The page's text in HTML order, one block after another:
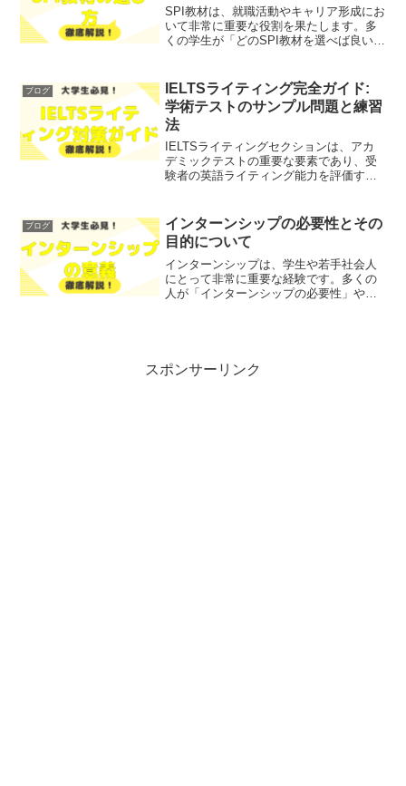
SPI教材は、就職活動やキャリア形成にお
いて非常に重要な役割を果たします。多
くの学生が「どのSPI教材を選べば良いの
回は、SPI教材の選び方やおすすめリスト
をわかりやす...
ブログ
IELTSライティング完全ガイド:
学術テストのサンプル問題と練習
法
IELTSライティングセクションは、アカ
デミックテストの重要な要素であり、受
験者の英語ライティング能力を評価する
ションでのパフォーマンスに自信がな
い」と感じていることでし...
ブログ
インターンシップの必要性とその
目的について
インターンシップは、学生や若手社会人
にとって非常に重要な経験です。多くの
人が「インターンシップの必要性」や
スポンサーリンク